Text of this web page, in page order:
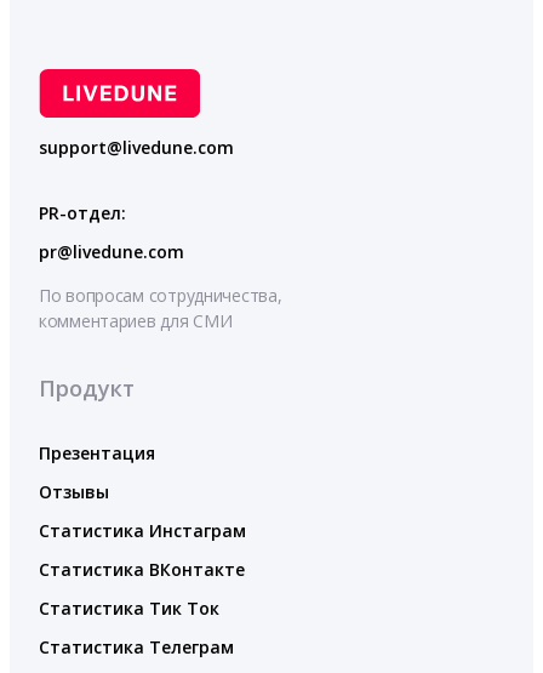
support@livedune.com
PR-отдел:
pr@livedune.com
По вопросам сотрудничества,
комментариев для СМИ
Продукт
Презентация
Отзывы
Статистика Инстаграм
Статистика ВКонтакте
Статистика Тик Ток
Статистика Телеграм